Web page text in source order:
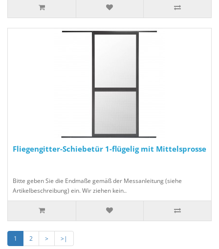
Fliegengitter-Schiebetür 1-flügelig mit Mittelsprosse
Bitte geben Sie die Endmaße gemäß der Messanleitung (siehe
Artikelbeschreibung) ein. Wir ziehen kein..
1 2 >
>|